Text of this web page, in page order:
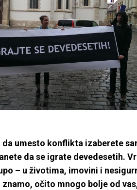
Srbije i
28.09.2015 YIHR
da umesto konflikta izaberete
da se igrate devedesetih.
– u životima, imovini i
očito mnogo bolje od